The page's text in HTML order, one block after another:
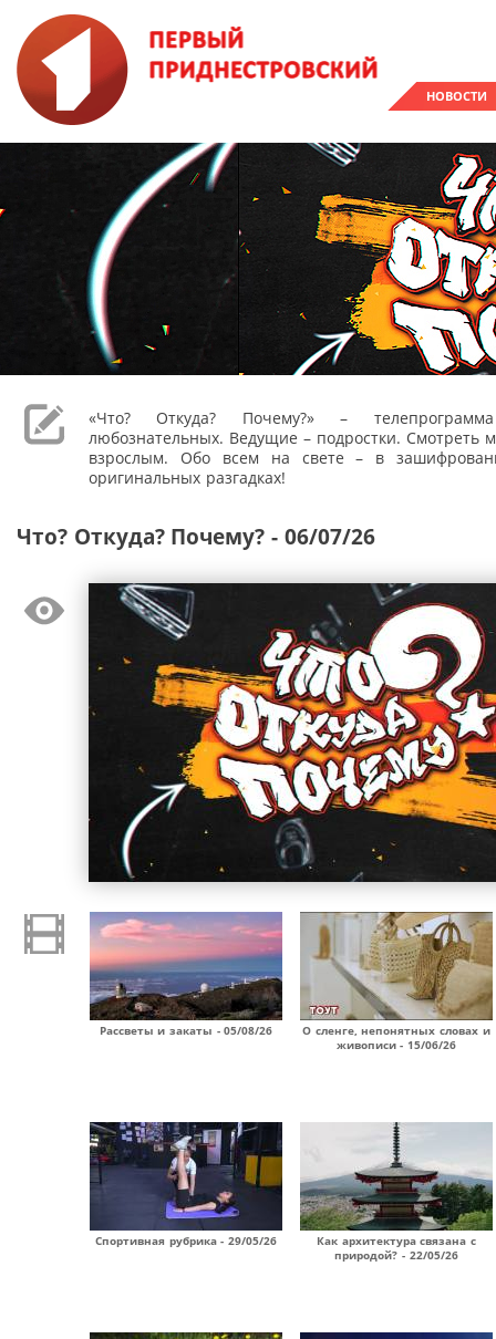
НОВОСТИ
«Что? Откуда? Почему?» –
любознательных. Ведущие – подростки. Смотреть
взрослым. Обо всем на свете – в
оригинальных разгадках!
Что? Откуда? Почему? - 06/07/26
Рассветы и закаты - 05/08/26
О сленге, непонятных словах и
живописи - 15/06/26
Спортивная рубрика - 29/05/26
Как архитектура связана с
природой? - 22/05/26